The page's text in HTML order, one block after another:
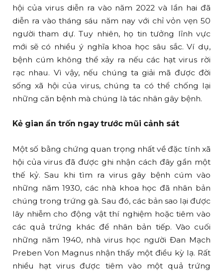
hội của virus diễn ra vào năm 2022 và lần hai đã
diễn ra vào tháng sáu năm nay với chỉ vỏn vẹn 50
người tham dự. Tuy nhiên, họ tin tưởng lĩnh vực
mới sẽ có nhiều ý nghĩa khoa học sâu sắc. Ví dụ,
bệnh cúm không thể xảy ra nếu các hạt virus rời
rạc nhau. Vì vậy, nếu chúng ta giải mã được đời
sống xã hội của virus, chúng ta có thể chống lại
những căn bệnh mà chúng là tác nhân gây bệnh.
Kẻ gian ẩn trốn ngay trước mũi cảnh sát
Một số bằng chứng quan trọng nhất về đặc tính xã
hội của virus đã được ghi nhận cách đây gần một
thế kỷ. Sau khi tìm ra virus gây bệnh cúm vào
những năm 1930, các nhà khoa học đã nhân bản
chúng trong trứng gà. Sau đó, các bản sao lại được
lây nhiễm cho động vật thí nghiệm hoặc tiêm vào
các quả trứng khác để nhân bản tiếp. Vào cuối
những năm 1940, nhà virus học người Đan Mạch
Preben Von Magnus nhận thấy một điều kỳ lạ. Rất
nhiều hạt virus được tiêm vào một quả trứng